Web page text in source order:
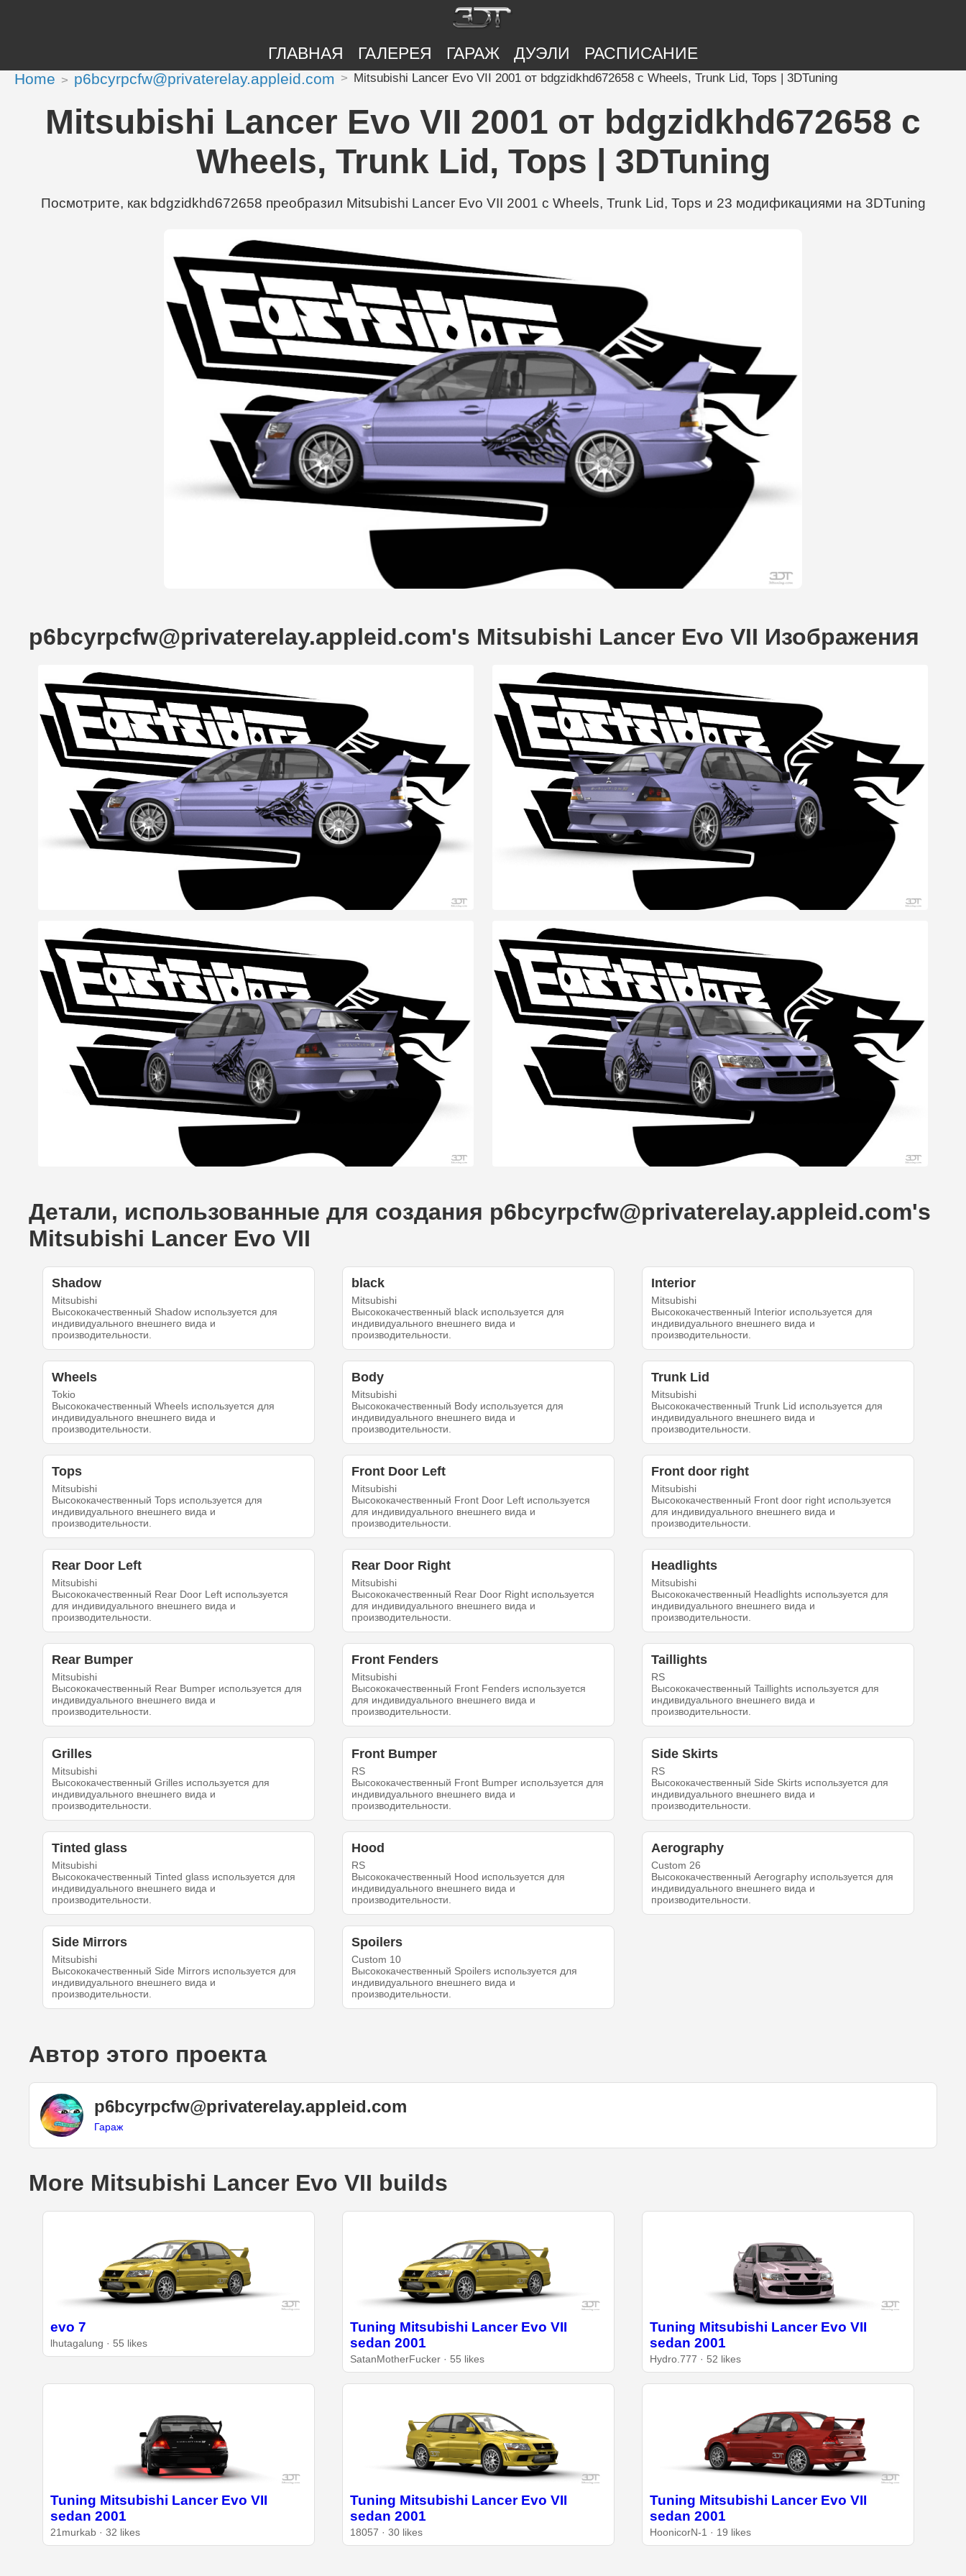
ГЛАВНАЯ ГАЛЕРЕЯ ГАРАЖ ДУЭЛИ РАСПИСАНИЕ
Home p6bcyrpcfw@privaterelay.appleid.com Mitsubishi Lancer Evo VII 2001 от bdgzidkhd672658 с Wheels, Trunk Lid, Tops | 3DTuning
Mitsubishi Lancer Evo VII 2001 от bdgzidkhd672658 с
Wheels, Trunk Lid, Tops | 3DTuning
Посмотрите, как bdgzidkhd672658 преобразил Mitsubishi Lancer Evo VII 2001 с Wheels, Trunk Lid, Tops и 23 модификациями на 3DTuning
p6bcyrpcfw@privaterelay.appleid.com's Mitsubishi Lancer Evo VII Изображения
Детали, использованные для создания p6bcyrpcfw@privaterelay.appleid.com's
Mitsubishi Lancer Evo VII
Shadow
Mitsubishi
Высококачественный Shadow используется для
индивидуального внешнего вида и
производительности.
black
Mitsubishi
Высококачественный black используется для
индивидуального внешнего вида и
производительности.
Interior
Mitsubishi
Высококачественный Interior используется для
индивидуального внешнего вида и
производительности.
Wheels
Tokio
Высококачественный Wheels используется для
индивидуального внешнего вида и
производительности.
Body
Mitsubishi
Высококачественный Body используется для
индивидуального внешнего вида и
производительности.
Trunk Lid
Mitsubishi
Высококачественный Trunk Lid используется для
индивидуального внешнего вида и
производительности.
Tops
Mitsubishi
Высококачественный Tops используется для
индивидуального внешнего вида и
производительности.
Front Door Left
Mitsubishi
Высококачественный Front Door Left используется
для индивидуального внешнего вида и
производительности.
Front door right
Mitsubishi
Высококачественный Front door right используется
для индивидуального внешнего вида и
производительности.
Rear Door Left
Mitsubishi
Высококачественный Rear Door Left используется
для индивидуального внешнего вида и
производительности.
Rear Door Right
Mitsubishi
Высококачественный Rear Door Right используется
для индивидуального внешнего вида и
производительности.
Headlights
Mitsubishi
Высококачественный Headlights используется для
индивидуального внешнего вида и
производительности.
Rear Bumper
Mitsubishi
Высококачественный Rear Bumper используется для
индивидуального внешнего вида и
производительности.
Front Fenders
Mitsubishi
Высококачественный Front Fenders используется
для индивидуального внешнего вида и
производительности.
Taillights
RS
Высококачественный Taillights используется для
индивидуального внешнего вида и
производительности.
Grilles
Mitsubishi
Высококачественный Grilles используется для
индивидуального внешнего вида и
производительности.
Front Bumper
RS
Высококачественный Front Bumper используется для
индивидуального внешнего вида и
производительности.
Side Skirts
RS
Высококачественный Side Skirts используется для
индивидуального внешнего вида и
производительности.
Tinted glass
Mitsubishi
Высококачественный Tinted glass используется для
индивидуального внешнего вида и
производительности.
Hood
RS
Высококачественный Hood используется для
индивидуального внешнего вида и
производительности.
Aerography
Custom 26
Высококачественный Aerography используется для
индивидуального внешнего вида и
производительности.
Side Mirrors
Mitsubishi
Высококачественный Side Mirrors используется для
индивидуального внешнего вида и
производительности.
Spoilers
Custom 10
Высококачественный Spoilers используется для
индивидуального внешнего вида и
производительности.
Автор этого проекта
p6bcyrpcfw@privaterelay.appleid.com
Гараж
More Mitsubishi Lancer Evo VII builds
evo 7
lhutagalung · 55 likes
Tuning Mitsubishi Lancer Evo VII
sedan 2001
SatanMotherFucker · 55 likes
Tuning Mitsubishi Lancer Evo VII
sedan 2001
Hydro.777 · 52 likes
Tuning Mitsubishi Lancer Evo VII
sedan 2001
21murkab · 32 likes
Tuning Mitsubishi Lancer Evo VII
sedan 2001
18057 · 30 likes
Tuning Mitsubishi Lancer Evo VII
sedan 2001
HoonicorN-1 · 19 likes